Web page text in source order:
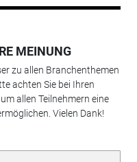
MEINUNG
zu allen Branchenthemen
achten Sie bei Ihren
allen Teilnehmern eine
Vielen Dank!